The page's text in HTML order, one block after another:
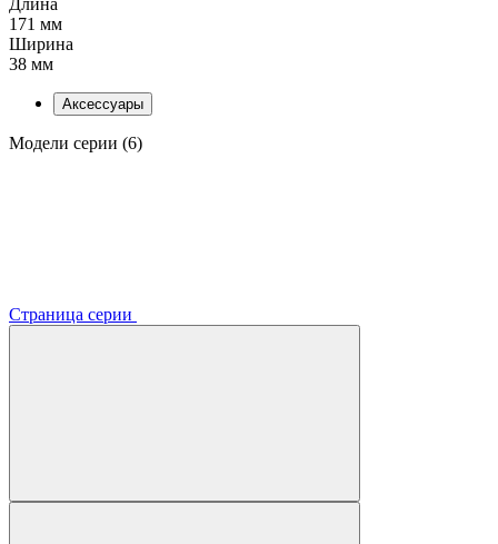
171 мм
Ширина
38 мм
Аксессуары
Модели серии (6)
Страница серии